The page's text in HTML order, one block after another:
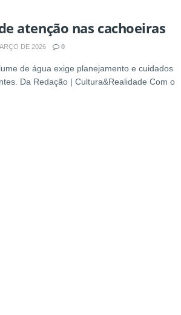
atenção nas cachoeiras
DE 2026 0
de água exige planejamento e cuidados
Da Redação | Cultura&Realidade Com o